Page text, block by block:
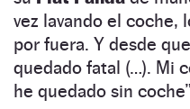
vez lavando el coche,
por fuera. Y desde
quedado fatal (…). Mi
he quedado sin